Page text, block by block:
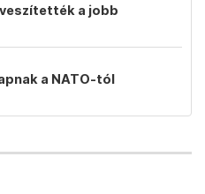
a jobb
a NATO-tól